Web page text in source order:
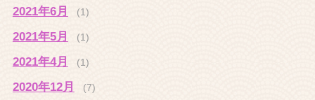
2021年6月 (1)
2021年5月 (1)
2021年4月 (1)
2020年12月 (7)